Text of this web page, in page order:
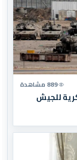
889 مشاهدة
للجيش